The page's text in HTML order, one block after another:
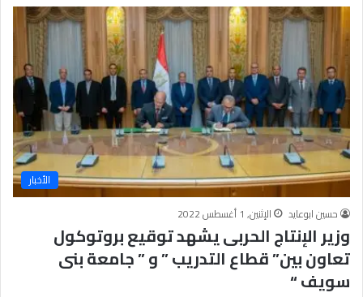
الأخبار
حسين ابوعايد
الإثنين, 1 أغسطس 2022
وزير الإنتاج الحربى يشهد توقيع بروتوكول
تعاون بين” قطاع التدريب ” و ” جامعة بنى
سويف “